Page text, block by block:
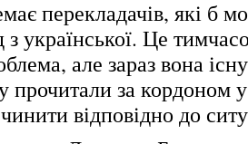
перекладачів, які б
української. Це
але зараз вона
прочитали за кордоном
відповідно до